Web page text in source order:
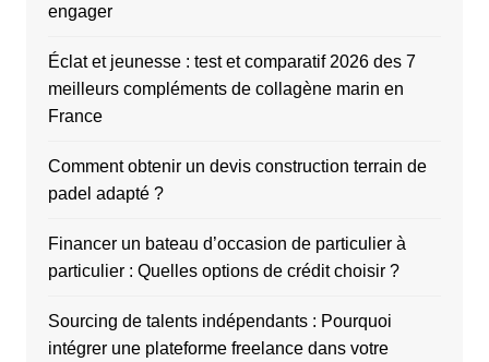
engager
Éclat et jeunesse : test et comparatif 2026 des 7
meilleurs compléments de collagène marin en
France
Comment obtenir un devis construction terrain de
padel adapté ?
Financer un bateau d’occasion de particulier à
particulier : Quelles options de crédit choisir ?
Sourcing de talents indépendants : Pourquoi
intégrer une plateforme freelance dans votre